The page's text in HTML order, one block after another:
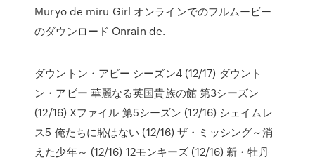
Muryō de miru Girl オンラインでのフルムービー
のダウンロード Onrain de.
ダウントン・アビー シーズン4 (12/17) ダウント
ン・アビー 華麗なる英国貴族の館 第3シーズン
(12/16) Xファイル 第5シーズン (12/16) シェイムレ
ス5 俺たちに恥はない (12/16) ザ・ミッシング～消
えた少年～ (12/16) 12モンキーズ (12/16) 新・牡丹